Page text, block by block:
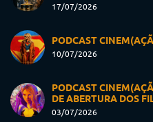
17/07/2026
PODCAST
10/07/2026
PODCAST
DE ABERTURA DOS
03/07/2026